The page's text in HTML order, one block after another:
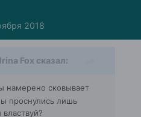
2018
Irina Fox сказал:
намерено сковывает
проснулись лишь